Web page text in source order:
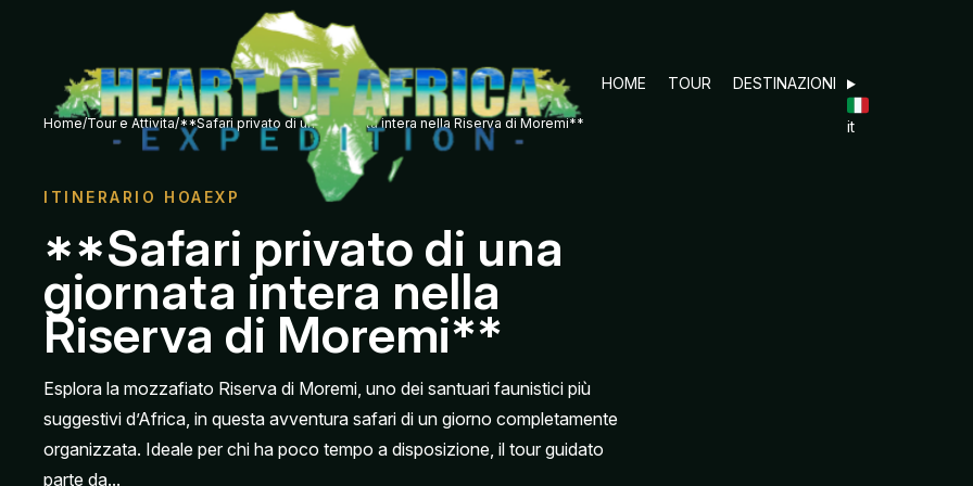
HOME TOUR DESTINAZIONI
it
Home/Tour e Attivita/**Safari privato di una giornata intera nella Riserva di Moremi**
ITINERARIO HOAEXP
**Safari privato di una
giornata intera nella
Riserva di Moremi**
Esplora la mozzafiato Riserva di Moremi, uno dei santuari faunistici più
suggestivi d’Africa, in questa avventura safari di un giorno completamente
organizzata. Ideale per chi ha poco tempo a disposizione, il tour guidato
parte da...